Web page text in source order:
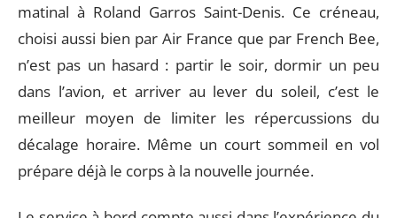
matinal à Roland Garros Saint-Denis. Ce créneau,
choisi aussi bien par Air France que par French Bee,
n’est pas un hasard : partir le soir, dormir un peu
dans l’avion, et arriver au lever du soleil, c’est le
meilleur moyen de limiter les répercussions du
décalage horaire. Même un court sommeil en vol
prépare déjà le corps à la nouvelle journée.